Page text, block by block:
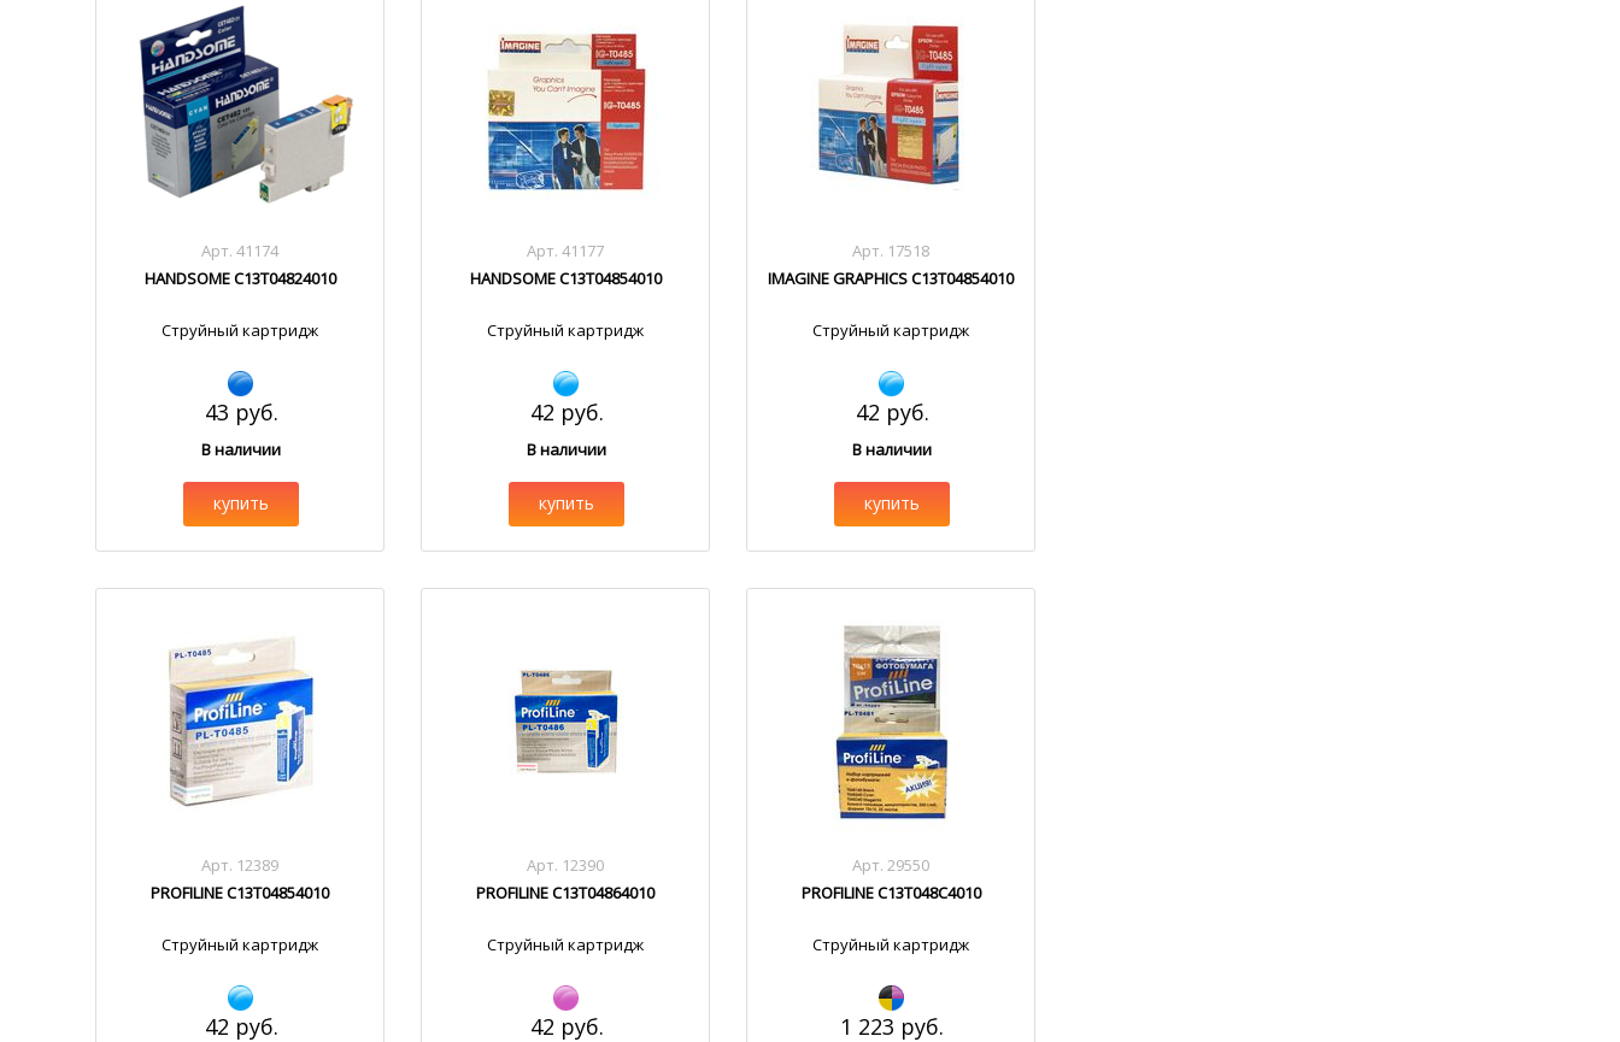
Арт. 41174
HANDSOME C13T04824010
Струйный картридж
43 руб.
В наличии
купить
Арт. 41177
HANDSOME C13T04854010
Струйный картридж
42 руб.
В наличии
купить
Арт. 17518
IMAGINE GRAPHICS C13T04854010
Струйный картридж
42 руб.
В наличии
купить
Арт. 12389
PROFILINE C13T04854010
Струйный картридж
42 руб.
Арт. 12390
PROFILINE C13T04864010
Струйный картридж
42 руб.
Арт. 29550
PROFILINE C13T048C4010
Струйный картридж
1 223 руб.